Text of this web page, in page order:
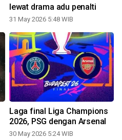
lewat drama adu penalti
31 May 2026 5:48 WIB
Laga final Liga Champions
2026, PSG dengan Arsenal
30 May 2026 5:24 WIB